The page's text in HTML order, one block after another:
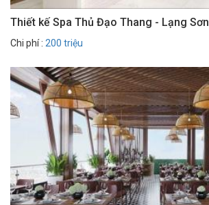
Thiết kế Spa Thủ Đạo Thang - Lạng Sơn
Chi phí : 200 triệu